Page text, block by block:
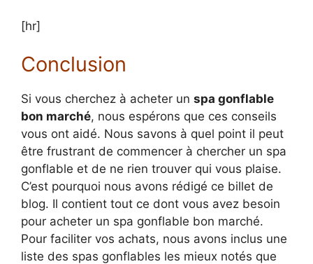
[hr]
Conclusion
Si vous cherchez à acheter un spa gonflable
bon marché, nous espérons que ces conseils
vous ont aidé. Nous savons à quel point il peut
être frustrant de commencer à chercher un spa
gonflable et de ne rien trouver qui vous plaise.
C’est pourquoi nous avons rédigé ce billet de
blog. Il contient tout ce dont vous avez besoin
pour acheter un spa gonflable bon marché.
Pour faciliter vos achats, nous avons inclus une
liste des spas gonflables les mieux notés que